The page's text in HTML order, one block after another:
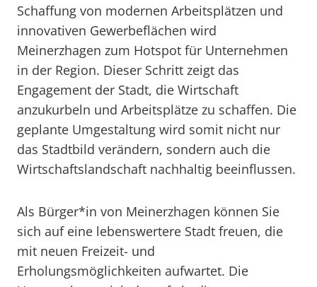
Schaffung von modernen Arbeitsplätzen und
innovativen Gewerbeflächen wird
Meinerzhagen zum Hotspot für Unternehmen
in der Region. Dieser Schritt zeigt das
Engagement der Stadt, die Wirtschaft
anzukurbeln und Arbeitsplätze zu schaffen. Die
geplante Umgestaltung wird somit nicht nur
das Stadtbild verändern, sondern auch die
Wirtschaftslandschaft nachhaltig beeinflussen.
Als Bürger*in von Meinerzhagen können Sie
sich auf eine lebenswertere Stadt freuen, die
mit neuen Freizeit- und
Erholungsmöglichkeiten aufwartet. Die